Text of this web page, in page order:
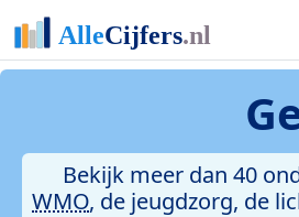
Bekijk meer dan 40
WMO, de jeugdzorg, de